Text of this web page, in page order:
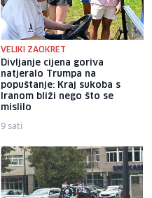
VELIKI ZAOKRET
Divljanje cijena goriva
natjeralo Trumpa na
popuštanje: Kraj sukoba s
Iranom bliži nego što se
mislilo
9 sati